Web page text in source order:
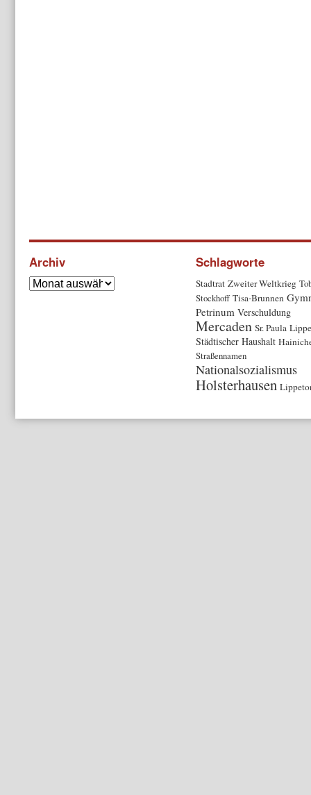
Archiv Schlagworte
Stadtrat Zweiter Weltkrieg
Stockhoff Tisa-Brunnen
Petrinum Verschuldung
Mercaden Sr. Paula
Städtischer Haushalt
Straßennamen
Nationalsozialismus
Holsterhausen